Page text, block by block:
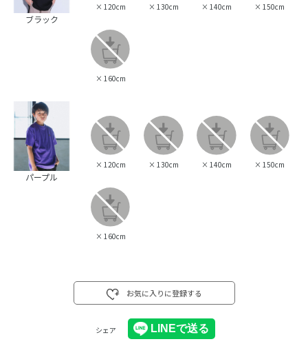
ブラック
× 120cm × 130cm × 140cm × 150cm
× 160cm
パープル
× 120cm × 130cm × 140cm × 150cm
× 160cm
お気に入りに登録する
シェア